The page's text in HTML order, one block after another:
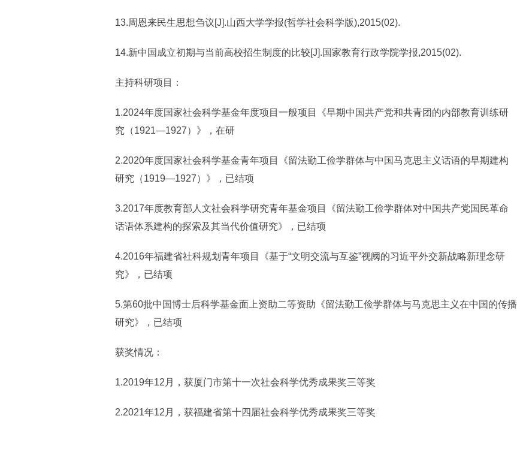
13.周恩来民生思想刍议[J].山西大学学报(哲学社会科学版),2015(02).
14.新中国成立初期与当前高校招生制度的比较[J].国家教育行政学院学报,2015(02).
主持科研项目：
1.2024年度国家社会科学基金年度项目一般项目《早期中国共产党和共青团的内部教育训练研
究（1921—1927）》，在研
2.2020年度国家社会科学基金青年项目《留法勤工俭学群体与中国马克思主义话语的早期建构
研究（1919—1927）》，已结项
3.2017年度教育部人文社会科学研究青年基金项目《留法勤工俭学群体对中国共产党国民革命
话语体系建构的探索及其当代价值研究》，已结项
4.2016年福建省社科规划青年项目《基于“文明交流与互鉴”视阈的习近平外交新战略新理念研
究》，已结项
5.第60批中国博士后科学基金面上资助二等资助《留法勤工俭学群体与马克思主义在中国的传播
研究》，已结项
获奖情况：
1.2019年12月，获厦门市第十一次社会科学优秀成果奖三等奖
2.2021年12月，获福建省第十四届社会科学优秀成果奖三等奖